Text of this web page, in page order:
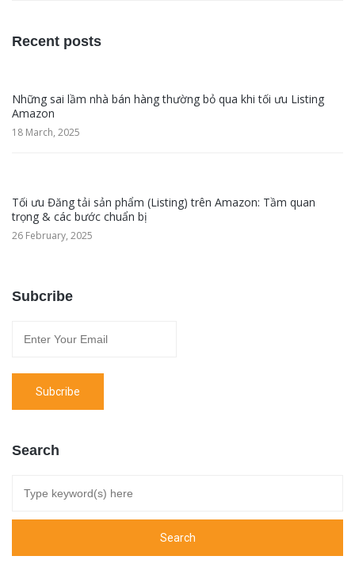
Recent posts
Những sai lầm nhà bán hàng thường bỏ qua khi tối ưu Listing
Amazon
18 March, 2025
Tối ưu Đăng tải sản phẩm (Listing) trên Amazon: Tầm quan
trọng & các bước chuẩn bị
26 February, 2025
Subcribe
Search